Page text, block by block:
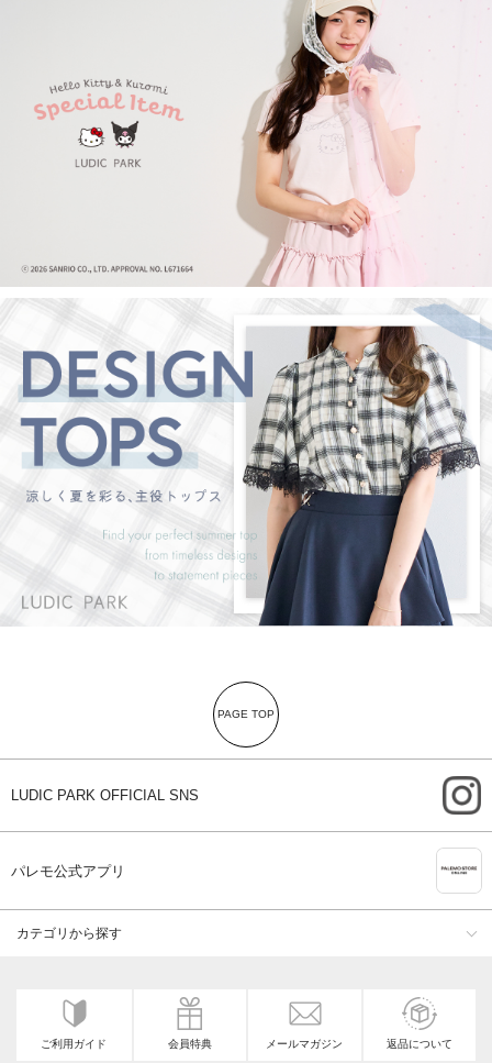
PAGE TOP
LUDIC PARK OFFICIAL SNS
パレモ公式アプリ
カテゴリから探す
ご利用ガイド 会員特典 メールマガジン 返品について